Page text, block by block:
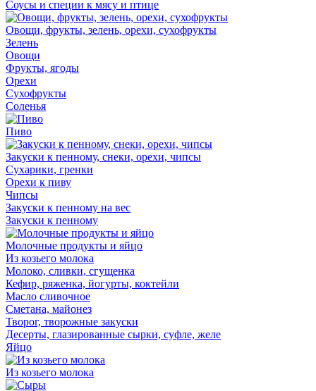
Соусы и специи к мясу и птице
Овощи, фрукты, зелень, орехи, сухофрукты
Зелень
Овощи
Фрукты, ягоды
Орехи
Сухофрукты
Соленья
Пиво
Закуски к пенному, снеки, орехи, чипсы
Сухарики, гренки
Орехи к пиву
Чипсы
Закуски к пенному на вес
Закуски к пенному
Молочные продукты и яйцо
Из козьего молока
Молоко, сливки, сгущенка
Кефир, ряженка, йогурты, коктейли
Масло сливочное
Сметана, майонез
Творог, творожные закуски
Десерты, глазированные сырки, суфле, желе
Яйцо
Из козьего молока